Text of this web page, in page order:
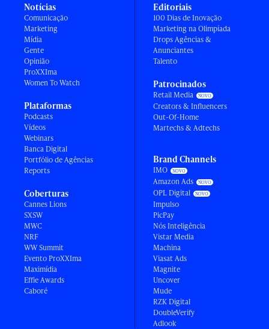
Notícias
Comunicação
Marketing
Mídia
Gente
Opinião
ProXXIma
Women To Watch
Plataformas
Podcasts
Vídeos
Webinars
Banca Digital
Portfólio de Agências
Reports
Coberturas
Cannes Lions
SXSW
MWC
NRF
WW Summit
Evento ProXXIma
Maximídia
Effie Awards
Caboré
Editoriais
100 Dias de Inovação
Marketing na Olimpíada
Drops Agências &
Anunciantes
Talento
Patrocinados
Retail Media
Creators & Influencers
Out-Of-Home
Martechs & Adtechs
Brand Channels
IMO
Amazon Ads
OPL Digital
Impulso
PicPay
Nós Inteligência
Vistar Media
Machina
Viasat Ads
Magnite
Uncover
Mude
RZK Digital
DoubleVerify
Adlook